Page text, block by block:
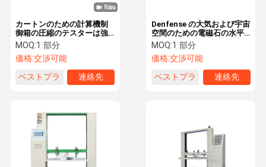
Denfense の大気および宇宙
空間のための電磁石の水平
な縦の振動耐圧試験装置
MOQ:1 部分
価格:交渉可能
ベストプラ
連絡先
カートンのための計算機制
御箱の圧縮のテスターは強
さに圧力をかけます
MOQ:1 部分
価格:交渉可能
ベストプラ
連絡先